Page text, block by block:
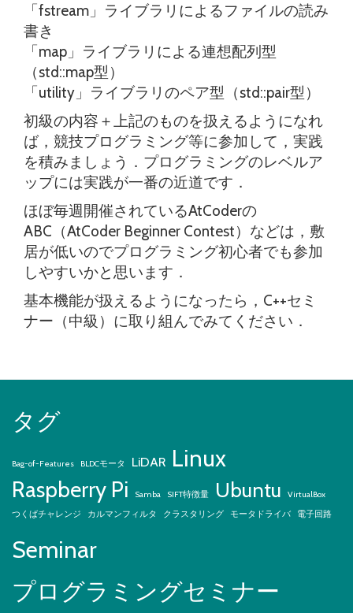
「fstream」ライブラリによるファイルの読み
書き
「map」ライブラリによる連想配列型
（std::map型）
「utility」ライブラリのペア型（std::pair型）
初級の内容＋上記のものを扱えるようになれ
ば，競技プログラミング等に参加して，実践
を積みましょう．プログラミングのレベルア
ップには実践が一番の近道です．
ほぼ毎週開催されているAtCoderの
ABC（AtCoder Beginner Contest）などは，敷
居が低いのでプログラミング初心者でも参加
しやすいかと思います．
基本機能が扱えるようになったら，C++セミ
ナー（中級）に取り組んでみてください．
タグ
Bag-of-Features BLDCモータ LiDAR Linux
Raspberry Pi Samba SIFT特徴量 Ubuntu
VirtualBox
つくばチャレンジ
カルマンフィルタ クラスタリング モータドライバ 電子回路
Seminar
プログラミングセミナー